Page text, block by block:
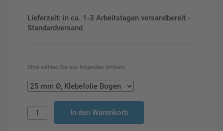
Lieferzeit: in ca. 1-3 Arbeitstagen versandbereit -
Standardversand
Bitte wählen Sie aus folgenden Artikeln
In den Warenkorb